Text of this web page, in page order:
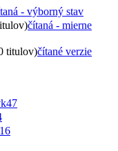
- výborný stav
čítaná - mierne
titulov)čítané verzie
47
16